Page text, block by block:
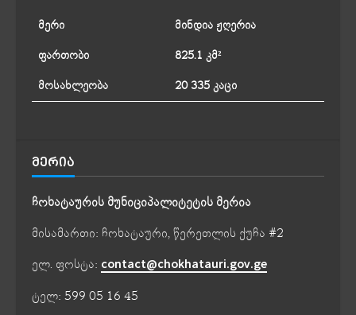
მერი
მინდია ჟღერია
ფართობი
825.1 კმ²
მოსახლეობა
20 335 კაცი
ᲛᲔᲠᲘᲐ
ჩოხატაურის მუნიციპალიტეტის მერია
მისამართი: ჩოხატაური, წერეთლის ქუჩა #2
ელ. ფოსტა: contact@chokhatauri.gov.ge
ტელ: 599 05 16 45